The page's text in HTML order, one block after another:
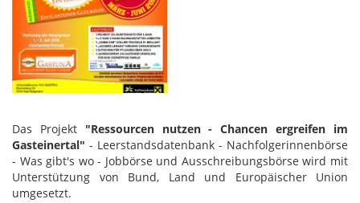
Das Projekt "Ressourcen nutzen - Chancen ergreifen im
Gasteinertal" - Leerstandsdatenbank - Nachfolgerinnenbörse
- Was gibt's wo - Jobbörse und Ausschreibungsbörse wird mit
Unterstützung von Bund, Land und Europäischer Union
umgesetzt.